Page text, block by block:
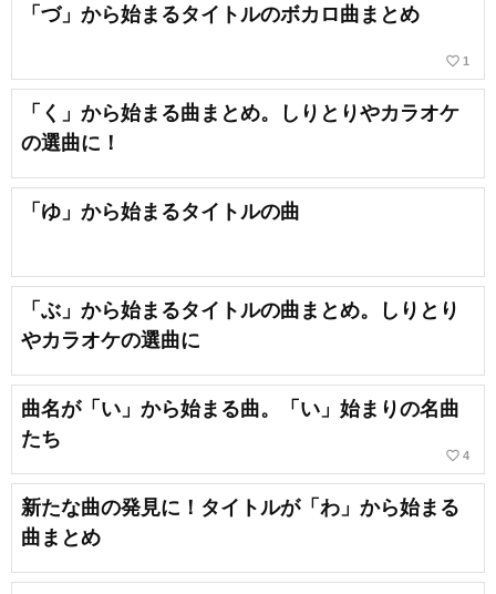
「づ」から始まるタイトルのボカロ曲まとめ
favorite_border 1
「く」から始まる曲まとめ。しりとりやカラオケ
の選曲に！
「ゆ」から始まるタイトルの曲
「ぶ」から始まるタイトルの曲まとめ。しりとり
やカラオケの選曲に
曲名が「い」から始まる曲。「い」始まりの名曲
たち
favorite_border 4
新たな曲の発見に！タイトルが「わ」から始まる
曲まとめ